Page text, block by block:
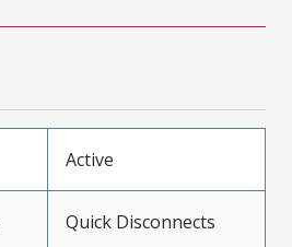
Active
Quick Disconnects